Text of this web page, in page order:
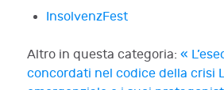
InsolvenzFest
Altro in questa categoria: «
concordati nel codice della crisi